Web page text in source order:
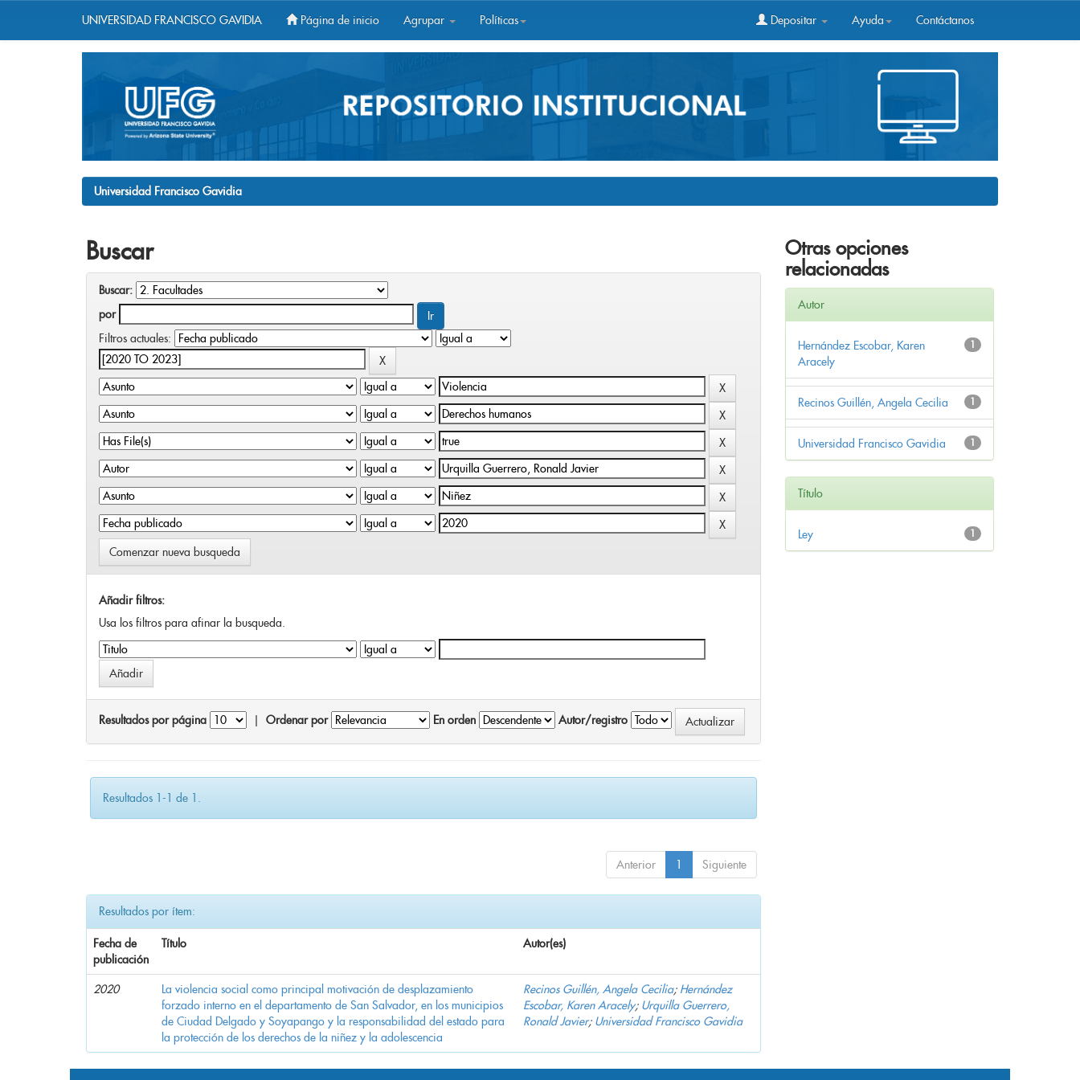
UNIVERSIDAD FRANCISCO GAVIDIA Página de inicio Agrupar Políticas Depositar Ayuda Contáctanos
Universidad Francisco Gavidia
Buscar
Buscar:
por
Filtros actuales:
Comenzar nueva busqueda
Añadir filtros:
Usa los filtros para afinar la busqueda.
Resultados por página Ordenar por En orden Autor/registro
Resultados 1-1 de 1.
Anterior 1 Siguiente
Resultados por ítem:
Fecha de
publicación
Título Autor(es)
2020
La violencia social como principal motivación de desplazamiento
forzado interno en el departamento de San Salvador, en los municipios
de Ciudad Delgado y Soyapango y la responsabilidad del estado para
la protección de los derechos de la niñez y la adolescencia
Recinos Guillén, Angela Cecilia; Hernández
Escobar, Karen Aracely; Urquilla Guerrero,
Ronald Javier; Universidad Francisco Gavidia
Otras opciones
relacionadas
Autor
1
Hernández Escobar, Karen
Aracely
1
Recinos Guillén, Angela Cecilia
1
Universidad Francisco Gavidia
Título
1
Ley